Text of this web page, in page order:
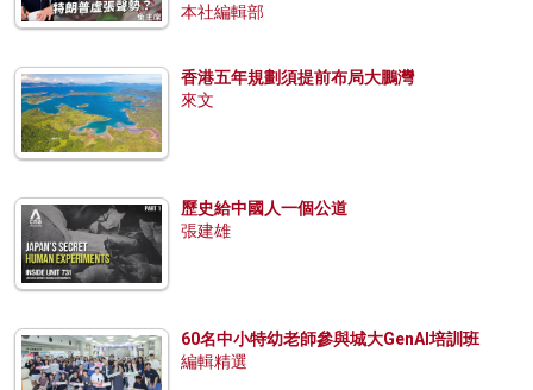
本社編輯部
香港五年規劃須提前布局大鵬灣
來文
歷史給中國人一個公道
張建雄
60名中小特幼老師參與城大GenAI培訓班
編輯精選